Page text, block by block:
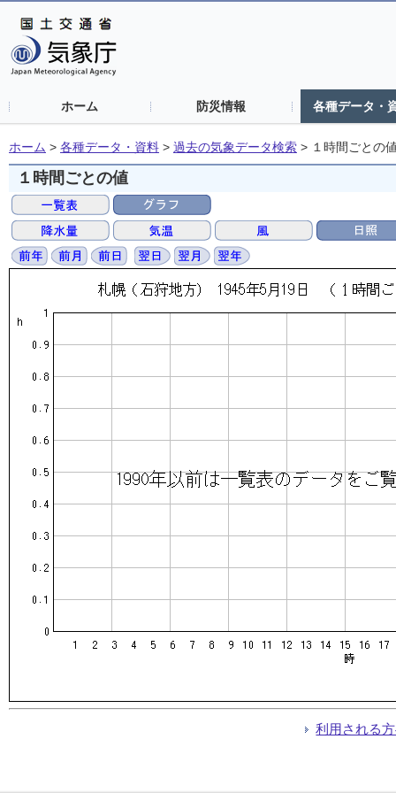
ホーム 防災情報 各種データ・
ホーム > 各種データ・資料 > 過去の気象データ検索 > １時間ごとの
１時間ごとの値
利用される